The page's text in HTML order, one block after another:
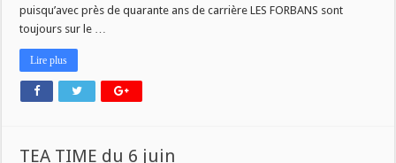
puisqu’avec près de quarante ans de carrière LES FORBANS sont
toujours sur le …
Lire plus
TEA TIME du 6 juin